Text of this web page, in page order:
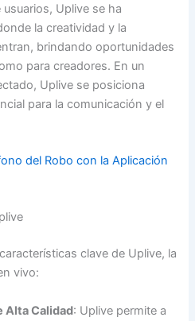
Uplive se ha
la creatividad y la
brindando oportunidades
para creadores. En un
Uplive se posiciona
para la comunicación y el
del Robo con la Aplicación
clave de Uplive, la
vivo:
Alta Calidad: Uplive permite a